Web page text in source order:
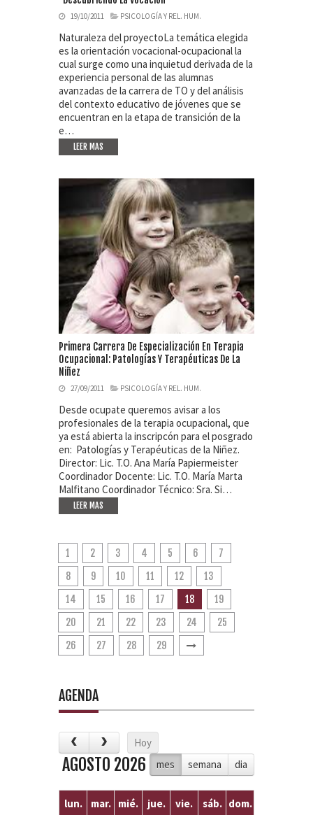
19/10/2011 PSICOLOGÍA Y REL. HUM.
Naturaleza del proyectoLa temática elegida
es la orientación vocacional-ocupacional la
cual surge como una inquietud derivada de la
experiencia personal de las alumnas
avanzadas de la carrera de TO y del análisis
del contexto educativo de jóvenes que se
encuentran en la etapa de transición de la
e…
LEER MAS
Primera Carrera De Especialización En Terapia
Ocupacional: Patologías Y Terapéuticas De La
Niñez
27/09/2011 PSICOLOGÍA Y REL. HUM.
Desde ocupate queremos avisar a los
profesionales de la terapia ocupacional, que
ya está abierta la inscripcón para el posgrado
en: Patologías y Terapéuticas de la Niñez.
Director: Lic. T.O. Ana María Papiermeister
Coordinador Docente: Lic. T.O. María Marta
Malfitano Coordinador Técnico: Sra. Si…
LEER MAS
1 2 3 4 5 6
7
8
9 10 11 12
13
14
15 16 17 18
19
20
21 22 23 24
25
26
27 28 29
AGENDA
Hoy
mes
semana dia
AGOSTO 2026
lun. mar. mié. jue. vie. sáb. dom.